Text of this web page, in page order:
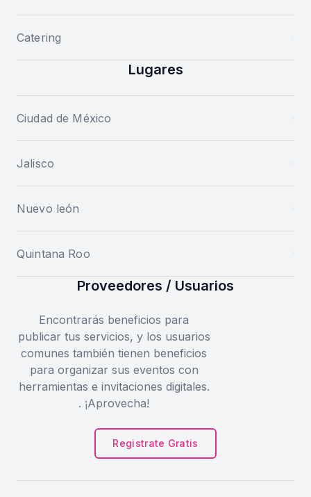
Catering
Lugares
Ciudad de México
Jalisco
Nuevo león
Quintana Roo
Proveedores / Usuarios
Encontrarás beneficios para
publicar tus servicios, y los usuarios
comunes también tienen beneficios
para organizar sus eventos con
herramientas e invitaciones digitales.
. ¡Aprovecha!
Registrate Gratis